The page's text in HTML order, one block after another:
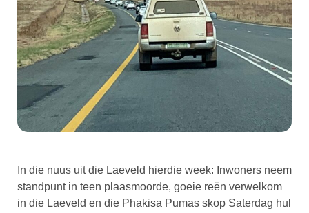
In die nuus uit die Laeveld hierdie week: Inwoners neem
standpunt in teen plaasmoorde, goeie reën verwelkom
in die Laeveld en die Phakisa Pumas skop Saterdag hul